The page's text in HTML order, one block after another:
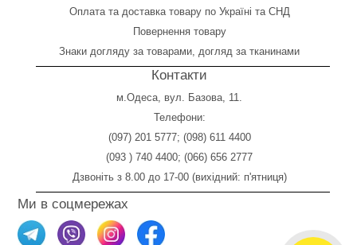
Оплата та доставка товару по Україні та СНД
Повернення товару
Знаки догляду за товарами, догляд за тканинами
Контакти
м.Одеса, вул. Базова, 11.
Телефони:
(097) 201 5777; (098) 611 4400
(093 ) 740 4400; (066) 656 2777
Дзвоніть з 8.00 до 17-00 (вихідний: п'ятниця)
Ми в соцмережах